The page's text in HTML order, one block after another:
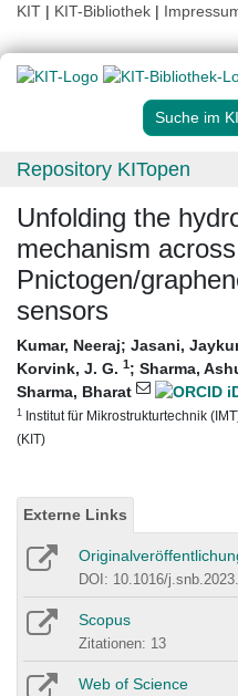
KIT | KIT-Bibliothek |
Suche im
Repository KITopen
Unfolding the
mechanism
Pnictogen/
sensors
Kumar, Neeraj; Jasani,
Korvink, J. G. 1; Sharma,
Sharma, Bharat
1 Institut für Mikrostrukturtechnik
(KIT)
Externe Links
DOI: 10.1016/
Scopus
Zitationen: 13
Web of Science